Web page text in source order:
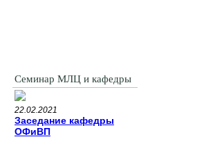
Семинар МЛЦ и кафедры
22.02.2021
Заседание кафедры
ОФиВП